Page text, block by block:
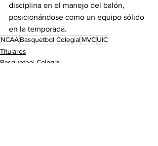
disciplina en el manejo del balón,
posicionándose como un equipo sólido
en la temporada.
NCAABasquetbol ColegialMVCUIC
Titulares
Basquetbol Colegial